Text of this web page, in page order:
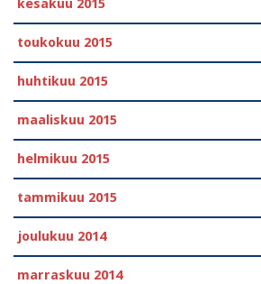
toukokuu 2015
huhtikuu 2015
maaliskuu 2015
helmikuu 2015
tammikuu 2015
joulukuu 2014
marraskuu 2014